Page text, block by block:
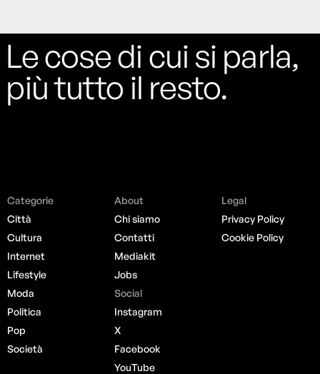
Le cose di cui si parla,
più tutto il resto.
Categorie
Città
Cultura
Internet
Lifestyle
Moda
Politica
Pop
Società
About
Chi siamo
Contatti
Mediakit
Jobs
Social
Instagram
X
Facebook
YouTube
Legal
Privacy Policy
Cookie Policy